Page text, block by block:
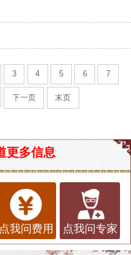
3 4 5 6 7
下一页 末页
更多信息
点我问费用 点我问专家